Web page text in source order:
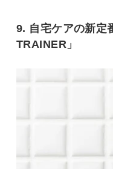
9. 自宅ケアの新定
TRAINER」